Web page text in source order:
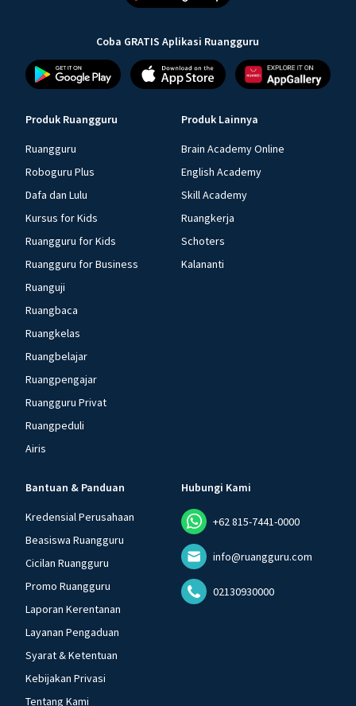
Coba GRATIS Aplikasi Ruangguru
Produk Ruangguru
Ruangguru
Roboguru Plus
Dafa dan Lulu
Kursus for Kids
Ruangguru for Kids
Ruangguru for Business
Ruanguji
Ruangbaca
Ruangkelas
Ruangbelajar
Ruangpengajar
Ruangguru Privat
Ruangpeduli
Airis
Produk Lainnya
Brain Academy Online
English Academy
Skill Academy
Ruangkerja
Schoters
Kalananti
Bantuan & Panduan
Kredensial Perusahaan
Beasiswa Ruangguru
Cicilan Ruangguru
Promo Ruangguru
Laporan Kerentanan
Layanan Pengaduan
Syarat & Ketentuan
Kebijakan Privasi
Tentang Kami
Hubungi Kami
+62 815-7441-0000
info@ruangguru.com
02130930000